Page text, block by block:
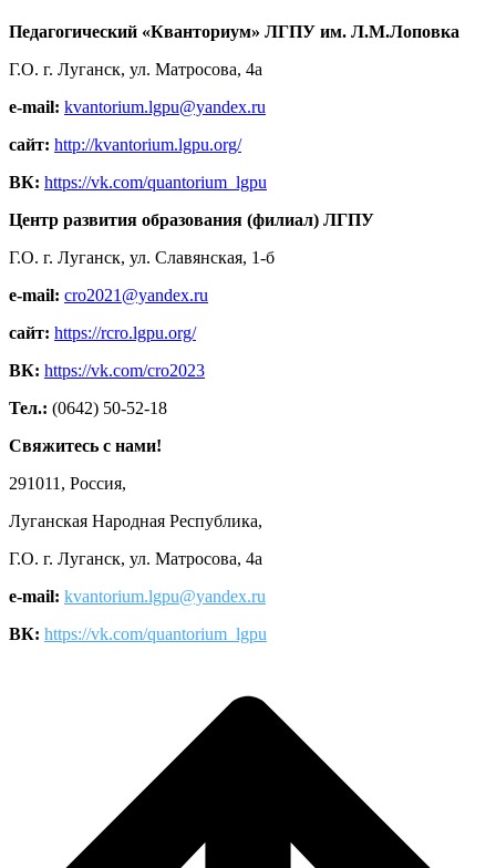
Педагогический «Кванториум» ЛГПУ им. Л.М.Лоповка
Г.О. г. Луганск, ул. Матросова, 4а
e-mail: kvantorium.lgpu@yandex.ru
сайт: http://kvantorium.lgpu.org/
ВК: https://vk.com/quantorium_lgpu
Центр развития образования (филиал) ЛГПУ
Г.О. г. Луганск, ул. Славянская, 1-б
e-mail: cro2021@yandex.ru
сайт: https://rcro.lgpu.org/
ВК: https://vk.com/cro2023
Тел.: (0642) 50-52-18
Свяжитесь с нами!
291011, Россия,
Луганская Народная Республика,
Г.О. г. Луганск, ул. Матросова, 4а
e-mail: kvantorium.lgpu@yandex.ru
ВК: https://vk.com/quantorium_lgpu